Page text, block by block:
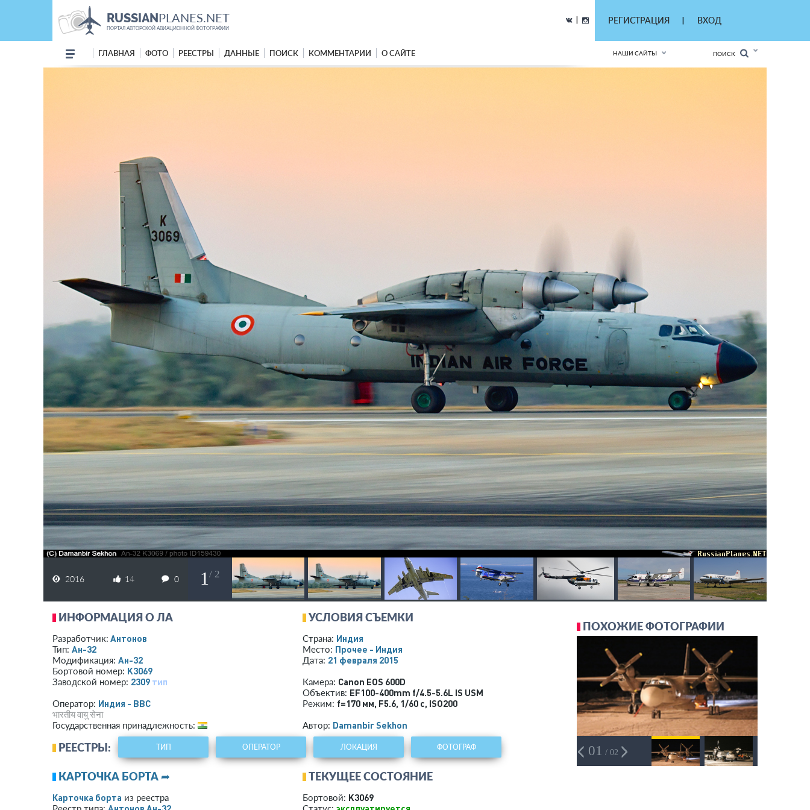
RUSSIANPLANES.NET
ПОРТАЛ АВТОРСКОЙ АВИАЦИОННОЙ ФОТОГРАФИИ
РЕГИСТРАЦИЯ ВХОД
ГЛАВНАЯ ФОТО РЕЕСТРЫ ДАННЫЕ ПОИСК КОММЕНТАРИИ О САЙТЕ НАШИ САЙТЫ ПОИСК
2016 14 0 1 / 2
ИНФОРМАЦИЯ О ЛА
Разработчик: Антонов
Тип: Ан-32
Модификация: Ан-32
Бортовой номер: K3069
Заводской номер: 2309 тип
Оператор: Индия - ВВС
भारतीय वायु सेना
Государственная принадлежность:
УСЛОВИЯ СЪЕМКИ
Страна: Индия
Место: Прочее - Индия
Дата: 21 февраля 2015
Камера: Canon EOS 600D
Объектив: EF100-400mm f/4.5-5.6L IS USM
Режим: f=170 мм, F5.6, 1/60 с, ISO200
Автор: Damanbir Sekhon
РЕЕСТРЫ: ТИП ОПЕРАТОР ЛОКАЦИЯ ФОТОГРАФ
КАРТОЧКА БОРТА ➦
Карточка борта из реестра
ТЕКУЩЕЕ СОСТОЯНИЕ
Бортовой: K3069
ПОХОЖИЕ ФОТОГРАФИИ
01 / 02